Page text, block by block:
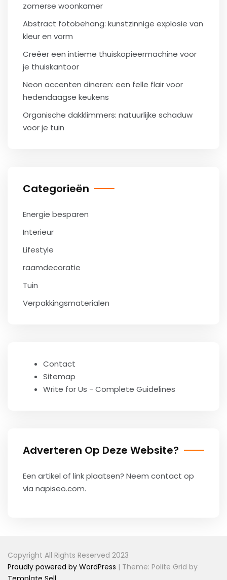
zomerse woonkamer
Abstract fotobehang: kunstzinnige explosie van
kleur en vorm
Creëer een intieme thuiskopieermachine voor
je thuiskantoor
Neon accenten dineren: een felle flair voor
hedendaagse keukens
Organische dakklimmers: natuurlijke schaduw
voor je tuin
Categorieën
Energie besparen
Interieur
Lifestyle
raamdecoratie
Tuin
Verpakkingsmaterialen
Contact
Sitemap
Write for Us - Complete Guidelines
Adverteren Op Deze Website?
Een artikel of link plaatsen? Neem contact op
via napiseo.com.
Copyright All Rights Reserved 2023
Proudly powered by WordPress | Theme: Polite Grid by